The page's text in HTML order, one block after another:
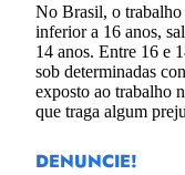
No Brasil, o trabalho
inferior a 16 anos,
14 anos. Entre 16 e
sob determinadas
exposto ao trabalho
que traga algum
DENUNCIE!